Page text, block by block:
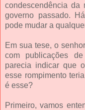
condescendência
governo passado.
pode mudar a
Em sua tese, o
com publicações
parecia indicar que
esse rompimento
é esse?
Primeiro, vamos